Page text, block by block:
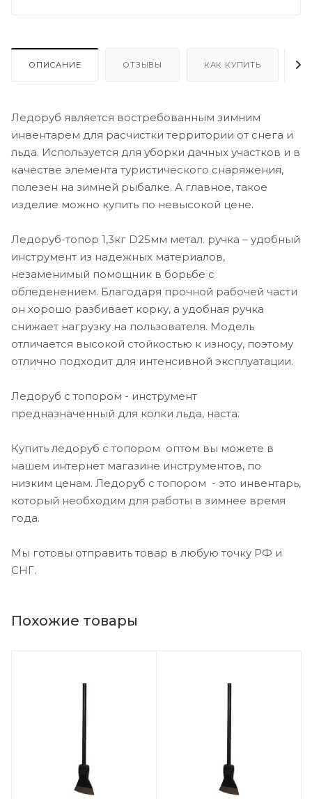
ОПИСАНИЕ ОТЗЫВЫ КАК КУПИТЬ
Ледоруб является востребованным зимним
инвентарем для расчистки территории от снега и
льда. Используется для уборки дачных участков и в
качестве элемента туристического снаряжения,
полезен на зимней рыбалке. А главное, такое
изделие можно купить по невысокой цене.
Ледоруб-топор 1,3кг D25мм метал. ручка – удобный
инструмент из надежных материалов,
незаменимый помощник в борьбе с
обледенением. Благодаря прочной рабочей части
он хорошо разбивает корку, а удобная ручка
снижает нагрузку на пользователя. Модель
отличается высокой стойкостью к износу, поэтому
отлично подходит для интенсивной эксплуатации.
Ледоруб с топором - инструмент
предназначенный для колки льда, наста.
Купить ледоруб с топором оптом вы можете в
нашем интернет магазине инструментов, по
низким ценам. Ледоруб с топором - это инвентарь,
который необходим для работы в зимнее время
года.
Мы готовы отправить товар в любую точку РФ и
СНГ.
Похожие товары